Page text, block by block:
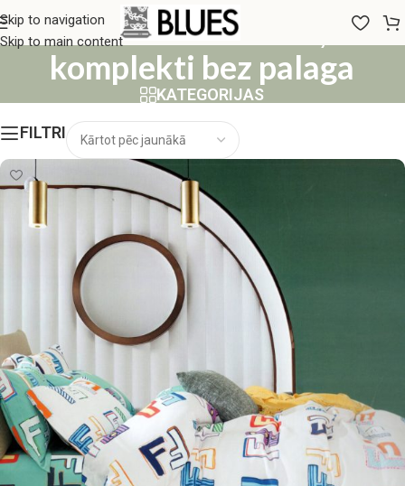
Skip to navigation
Skip to main content
160x200 Gultas veļas
komplekti bez palaga
KATEGORIJAS
FILTRI